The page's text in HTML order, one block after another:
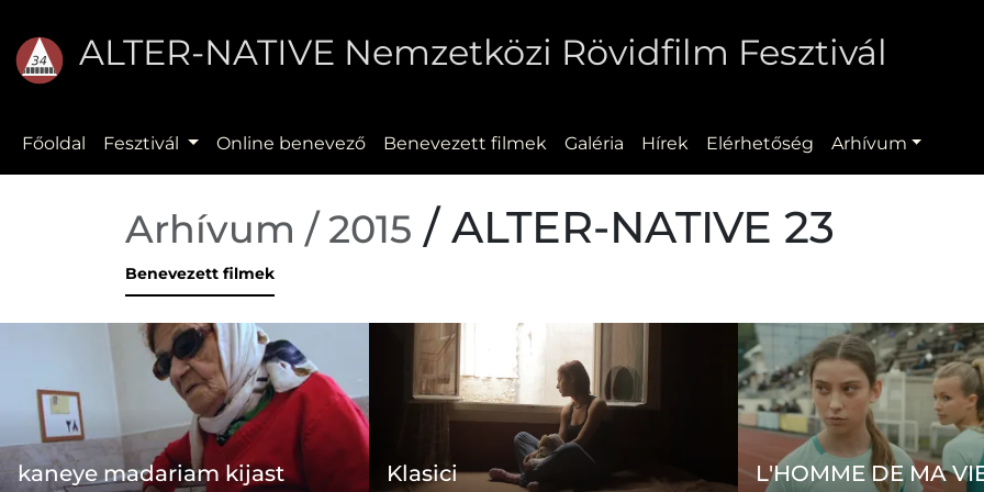
ALTER-NATIVE Nemzetközi Rövidfilm Fesztivál
Főoldal Fesztivál Online benevező Benevezett filmek Galéria Hírek Elérhetőség Arhívum
Arhívum / 2015 / ALTER-NATIVE 23
Benevezett filmek
kaneye madariam kijast Klasici L'HOMME DE MA